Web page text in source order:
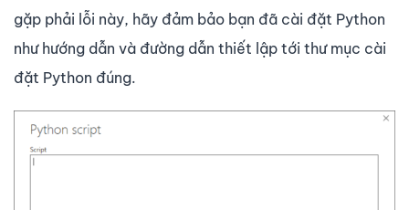
gặp phải lỗi này, hãy đảm bảo bạn đã cài đặt Python
như hướng dẫn và đường dẫn thiết lập tới thư mục cài
đặt Python đúng.